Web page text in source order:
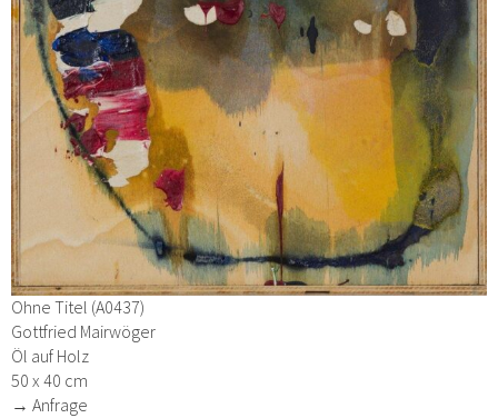
Ohne Titel (A0437)
Gottfried Mairwöger
Öl auf Holz
50 x 40 cm
→ Anfrage